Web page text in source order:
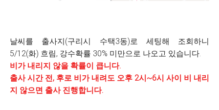
날씨를 출사지(구리시 수택3동)로 세팅해 조회하니
5/12(화) 흐림, 강수확률 30% 미만으로 나오고 있습니다.
비가 내리지 않을 확률이 큽니다.
출사 시간 전, 후로 비가 내려도 오후 2시~6시 사이 비 내리
지 않으면 출사 진행합니다.